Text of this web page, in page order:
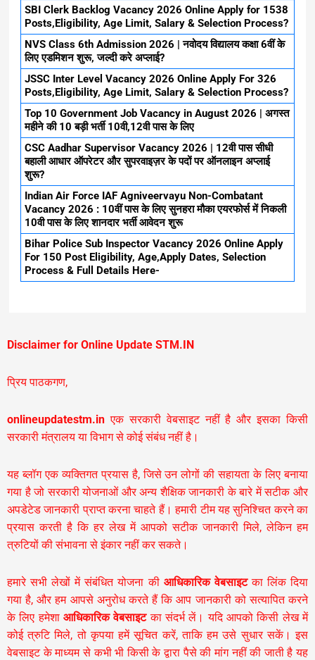
SBI Clerk Backlog Vacancy 2026 Online Apply for 1538
Posts,Eligibility, Age Limit, Salary & Selection Process?
NVS Class 6th Admission 2026 | नवोदय विद्यालय कक्षा 6वीं के
लिए एडमिशन शुरू, जल्दी करे अप्लाई?
JSSC Inter Level Vacancy 2026 Online Apply For 326
Posts,Eligibility, Age Limit, Salary & Selection Process?
Top 10 Government Job Vacancy in August 2026 | अगस्त
महीने की 10 बड़ी भर्ती 10वी,12वी पास के लिए
CSC Aadhar Supervisor Vacancy 2026 | 12वी पास सीधी
बहाली आधार ऑपरेटर और सुपरवाइज़र के पदों पर ऑनलाइन अप्लाई
शुरू?
Indian Air Force IAF Agniveervayu Non-Combatant
Vacancy 2026 : 10वीं पास के लिए सुनहरा मौका एयरफोर्स में निकली
10वी पास के लिए शानदार भर्ती आवेदन शुरू
Bihar Police Sub Inspector Vacancy 2026 Online Apply
For 150 Post Eligibility, Age,Apply Dates, Selection
Process & Full Details Here-
Disclaimer for Online Update STM.IN
प्रिय पाठकगण,
onlineupdatestm.in एक सरकारी वेबसाइट नहीं है और इसका किसी
सरकारी मंत्रालय या विभाग से कोई संबंध नहीं है।
यह ब्लॉग एक व्यक्तिगत प्रयास है, जिसे उन लोगों की सहायता के लिए बनाया
गया है जो सरकारी योजनाओं और अन्य शैक्षिक जानकारी के बारे में सटीक और
अपडेटेड जानकारी प्राप्त करना चाहते हैं। हमारी टीम यह सुनिश्चित करने का
प्रयास करती है कि हर लेख में आपको सटीक जानकारी मिले, लेकिन हम
त्रुटियों की संभावना से इंकार नहीं कर सकते।
हमारे सभी लेखों में संबंधित योजना की आधिकारिक वेबसाइटका लिंक दिया
गया है, और हम आपसे अनुरोध करते हैं कि आप जानकारी को सत्यापित करने
के लिए हमेशा आधिकारिक वेबसाइटका संदर्भ लें। यदि आपको किसी लेख में
कोई त्रुटि मिले, तो कृपया हमें सूचित करें, ताकि हम उसे सुधार सकें। इस
वेबसाइट के माध्यम से कभी भी किसी के द्वारा पैसे की मांग नहीं की जाती है यह